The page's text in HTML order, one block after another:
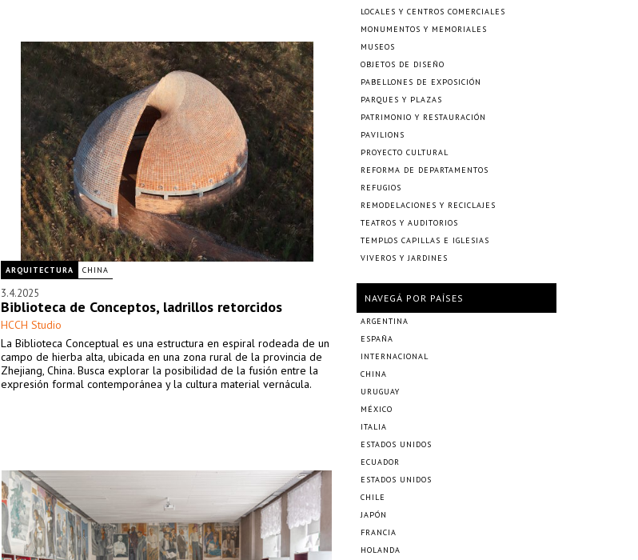
ARQUITECTURA CHINA
3.4.2025
Biblioteca de Conceptos, ladrillos retorcidos
HCCH Studio
La Biblioteca Conceptual es una estructura en espiral rodeada de un
campo de hierba alta, ubicada en una zona rural de la provincia de
Zhejiang, China. Busca explorar la posibilidad de la fusión entre la
expresión formal contemporánea y la cultura material vernácula.
LOCALES Y CENTROS COMERCIALES
MONUMENTOS Y MEMORIALES
MUSEOS
OBJETOS DE DISEÑO
PABELLONES DE EXPOSICIÓN
PARQUES Y PLAZAS
PATRIMONIO Y RESTAURACIÓN
PAVILIONS
PROYECTO CULTURAL
REFORMA DE DEPARTAMENTOS
REFUGIOS
REMODELACIONES Y RECICLAJES
TEATROS Y AUDITORIOS
TEMPLOS CAPILLAS E IGLESIAS
VIVEROS Y JARDINES
NAVEGÁ POR PAÍSES
ARGENTINA
ESPAÑA
INTERNACIONAL
CHINA
URUGUAY
MÉXICO
ITALIA
ESTADOS UNIDOS
ECUADOR
ESTADOS UNIDOS
CHILE
JAPÓN
FRANCIA
HOLANDA